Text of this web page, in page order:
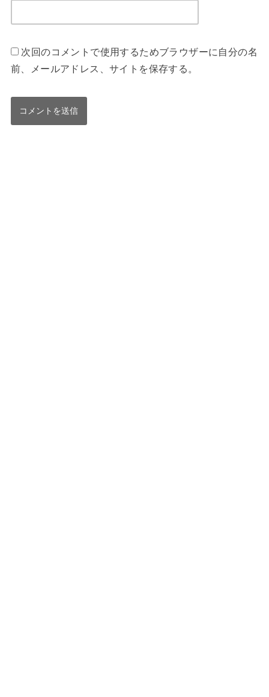
次回のコメントで使用するためブラウザーに自分の名
前、メールアドレス、サイトを保存する。